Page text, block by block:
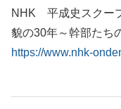
NHK 平成史スクー
貌の30年～幹部たち
https://www.nhk-